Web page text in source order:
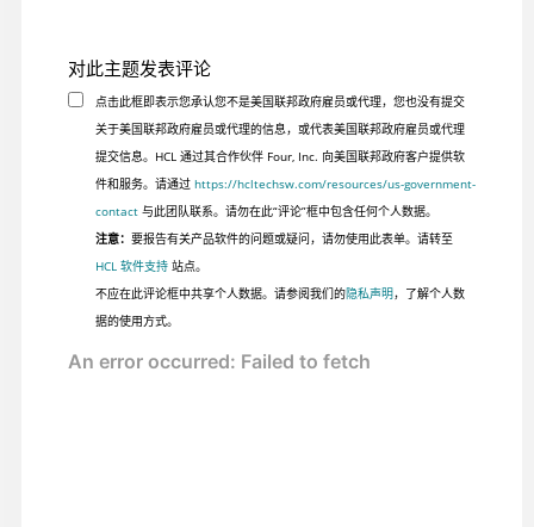
对此主题发表评论
点击此框即表示您承认您不是美国联邦政府雇员或代理，您也没有提交
关于美国联邦政府雇员或代理的信息，或代表美国联邦政府雇员或代理
提交信息。HCL 通过其合作伙伴 Four, Inc. 向美国联邦政府客户提供软
件和服务。请通过 https://hcltechsw.com/resources/us-government-
contact与此团队联系。请勿在此“评论”框中包含任何个人数据。
注意： 要报告有关产品软件的问题或疑问，请勿使用此表单。请转至
HCL 软件支持站点。
不应在此评论框中共享个人数据。请参阅我们的隐私声明，了解个人数
据的使用方式。